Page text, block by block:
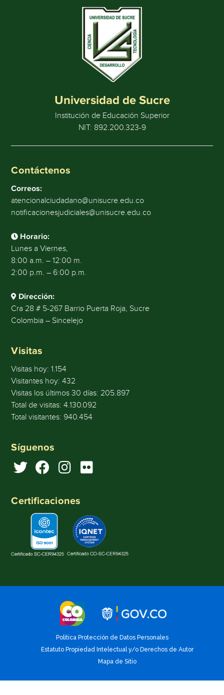
Universidad de Sucre
Institución de Educación Superior
NIT: 892.200.323-9
Contáctenos
Correos:
atencionalciudadano@unisucre.edu.co
notificacionesjudiciales@unisucre.edu.co
Horario:
Lunes a Viernes,
8:00 a.m. – 12:00 m.
2:00 p.m. – 6:00 p.m.
Dirección:
Cra 28 # 5-267 Barrio Puerta Roja, Sucre
Colombia – Sincelejo
Visitas
Visitas hoy:1.154
Visitantes hoy:432
Visitas los últimos 30 días: 205.897
Total de visitas:4.130.092
Total visitantes: 940.454
Síguenos
Certificaciones
Política Protección de Datos Personales
Estatuto Propiedad Intelectual y/o Derechos de Autor
Mapa de Sitio